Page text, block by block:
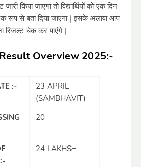
किया जाएगा तो विद्यार्थियों को एक दिन
रूप से बता दिया जाएगा | इसके अलावा आप
रिजल्ट चेक कर पाएंगे |
Overview 2025:-
:-
23 APRIL
(SAMBHAVIT)
20
24 LAKHS+